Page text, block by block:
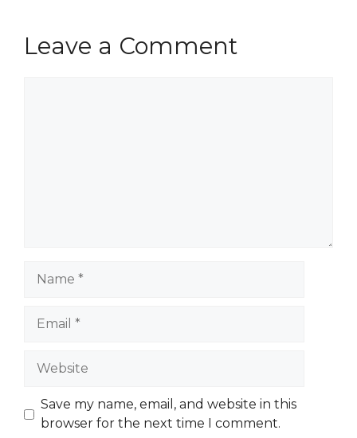
Leave a Comment
Website
Save my name, email, and website in this
browser for the next time I comment.